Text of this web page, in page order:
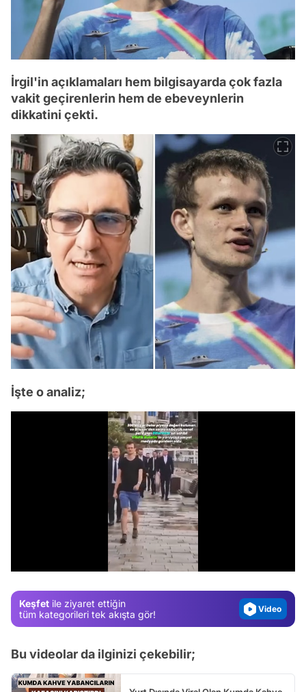
İrgil'in açıklamaları hem bilgisayarda çok fazla
vakit geçirenlerin hem de ebeveynlerin
dikkatini çekti.
İşte o analiz;
Keşfet ile ziyaret ettiğin
tüm kategorileri tek akışta gör!
Magazin
Video
Bu videolar da ilginizi çekebilir;